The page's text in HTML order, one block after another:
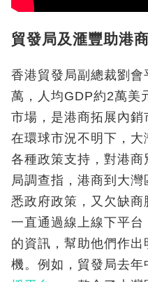
貿發局及滙豐助港
香港貿發局副總裁劉
萬，人均GDP約2萬美
市場，是港商拓展內
在環球市況不明下，
各種政策支持，對港
局調查指，港商到大
悉政府政策，又欠缺
一直通過線上線下平
的資訊，幫助他們作
機。例如，貿發局去年